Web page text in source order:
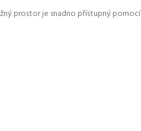
prostor je snadno přístupný